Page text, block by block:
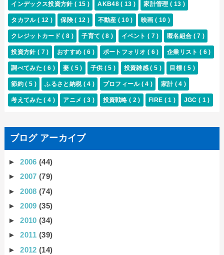
インデックス投資方針 ( 15 ) AKB48( 13 ) 家計管理( 13 )
タカフル( 12 ) 保険( 12 ) 不動産 ( 10 ) 映画( 10 )
クレジットカード( 8 ) 子育て ( 8 ) イベント( 7 ) 匿名組合 ( 7 )
投資方針( 7 ) おすすめ ( 6 ) ポートフォリオ( 6 ) 企業リスト ( 6 )
調べてみた( 6 ) 妻 ( 5 ) 子供 ( 5 ) 投資雑感( 5 ) 目標( 5 )
節約( 5 ) ふるさと納税 ( 4 ) プロフィール ( 4 ) 家計 ( 4 )
考えてみた( 4 ) アニメ ( 3 ) 投資戦略( 2 ) FIRE ( 1 ) JGC ( 1 )
ブログ アーカイブ
►2006(44)
►2007(79)
►2008(74)
►2009(35)
►2010(34)
►2011(39)
►2012(14)